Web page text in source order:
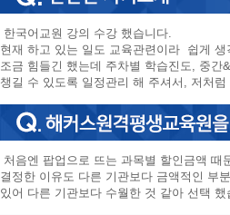
한국어교원 강의 수강 했습니다.
현재 하고 있는 일도 교육관련이라 쉽게
조금 힘들긴 했는데 주차별 학습진도, 중
챙길 수 있도록 일정관리 해 주셔서, 저처
처음엔 팝업으로 뜨는 과목별 할인금액 때
결정한 이유도 다른 기관보다 금액적인 부
있어 다른 기관보다 수월한 것 같아 선택 했